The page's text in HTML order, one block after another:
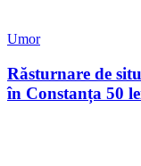
Umor
Răsturnare de
în Constanța 50